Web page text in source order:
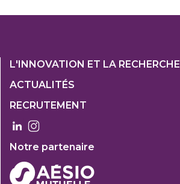
Footer
1
Col
3
L'INNOVATION ET LA RECHERCHE
ACTUALITÉS
RECRUTEMENT
Notre partenaire